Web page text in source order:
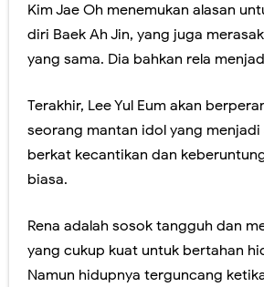
Kim Jae Oh menemukan alasan
diri Baek Ah Jin, yang juga
yang sama. Dia bahkan rela
Terakhir, Lee Yul Eum akan
seorang mantan idol yang
berkat kecantikan dan
biasa.
Rena adalah sosok tangguh dan
yang cukup kuat untuk bertahan
Namun hidupnya terguncang